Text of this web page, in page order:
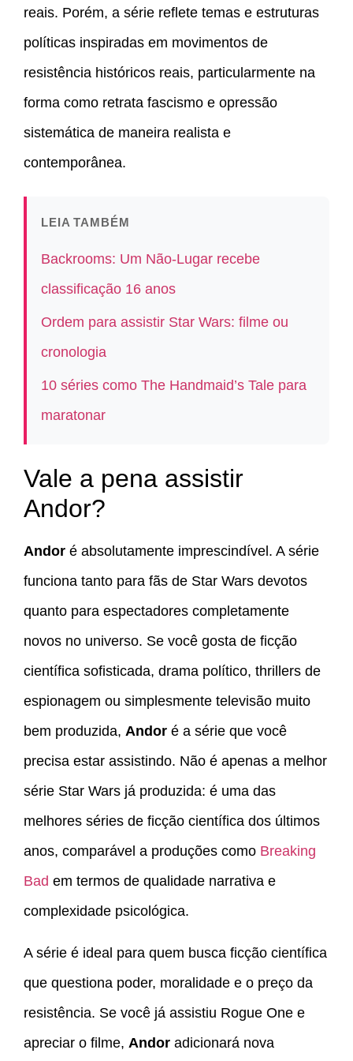
reais. Porém, a série reflete temas e estruturas
políticas inspiradas em movimentos de
resistência históricos reais, particularmente na
forma como retrata fascismo e opressão
sistemática de maneira realista e
contemporânea.
LEIA TAMBÉM
Backrooms: Um Não-Lugar recebe
classificação 16 anos
Ordem para assistir Star Wars: filme ou
cronologia
10 séries como The Handmaid’s Tale para
maratonar
Vale a pena assistir
Andor?
Andor é absolutamente imprescindível. A série
funciona tanto para fãs de Star Wars devotos
quanto para espectadores completamente
novos no universo. Se você gosta de ficção
científica sofisticada, drama político, thrillers de
espionagem ou simplesmente televisão muito
bem produzida, Andor é a série que você
precisa estar assistindo. Não é apenas a melhor
série Star Wars já produzida: é uma das
melhores séries de ficção científica dos últimos
anos, comparável a produções como Breaking
Bad em termos de qualidade narrativa e
complexidade psicológica.
A série é ideal para quem busca ficção científica
que questiona poder, moralidade e o preço da
resistência. Se você já assistiu Rogue One e
apreciar o filme, Andor adicionará nova